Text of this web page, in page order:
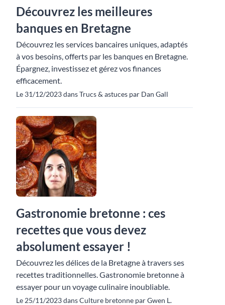
Découvrez les meilleures
banques en Bretagne
Découvrez les services bancaires uniques, adaptés
à vos besoins, offerts par les banques en Bretagne.
Épargnez, investissez et gérez vos finances
efficacement.
Le 31/12/2023 dans Trucs & astuces par Dan Gall
Gastronomie bretonne : ces
recettes que vous devez
absolument essayer !
Découvrez les délices de la Bretagne à travers ses
recettes traditionnelles. Gastronomie bretonne à
essayer pour un voyage culinaire inoubliable.
Le 25/11/2023 dans Culture bretonne par Gwen L.